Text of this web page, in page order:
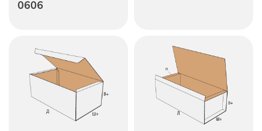
0606